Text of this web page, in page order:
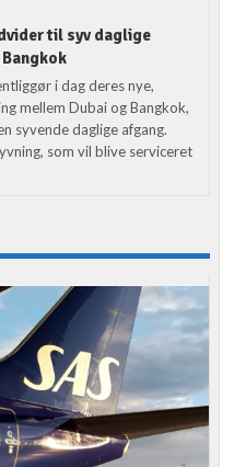
til syv daglige
i dag deres nye,
mellem Dubai og Bangkok,
syvende daglige afgang.
som vil blive serviceret